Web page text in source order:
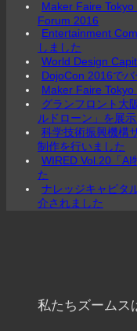
Maker Faire
Forum 2016
Entertainment
しました
World Design
DojoCon 2016で
Maker Faire Tokyo
グランフロント大
ルドローン」を展示
科学技術振興機構
制作を行いました
WIRED Vol.20「AI
た
ナレッジキャピタ
介されました
私たちズーム